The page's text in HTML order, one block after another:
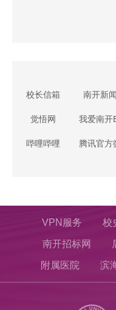
校长信箱 南开新
觉悟网 我爱南开
哔哩哔哩 腾讯官方
VPN服务 校
南开招标网
附属医院 滨